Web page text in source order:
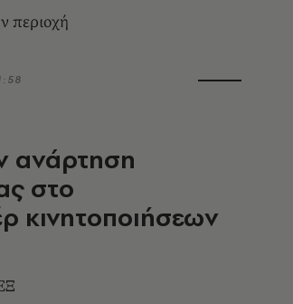
περιοχή
ανάρτηση
στο
κινητοποιήσεων